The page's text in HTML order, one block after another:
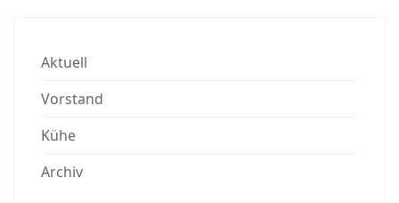
Aktuell
Vorstand
Kühe
Archiv